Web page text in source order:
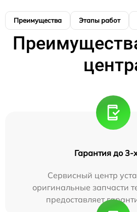
Преимущества Этапы работ
Гарантия до 3-
Сервисный центр
оригинальные запчасти
предоставляет